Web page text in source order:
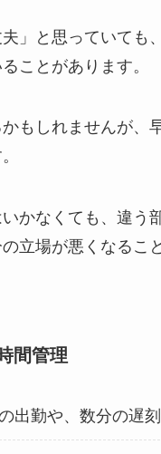
夫」と思っていても
ことがあります。
かもしれませんが、
かなくても、違う
立場が悪くなるこ
間管理
出勤や、数分の遅